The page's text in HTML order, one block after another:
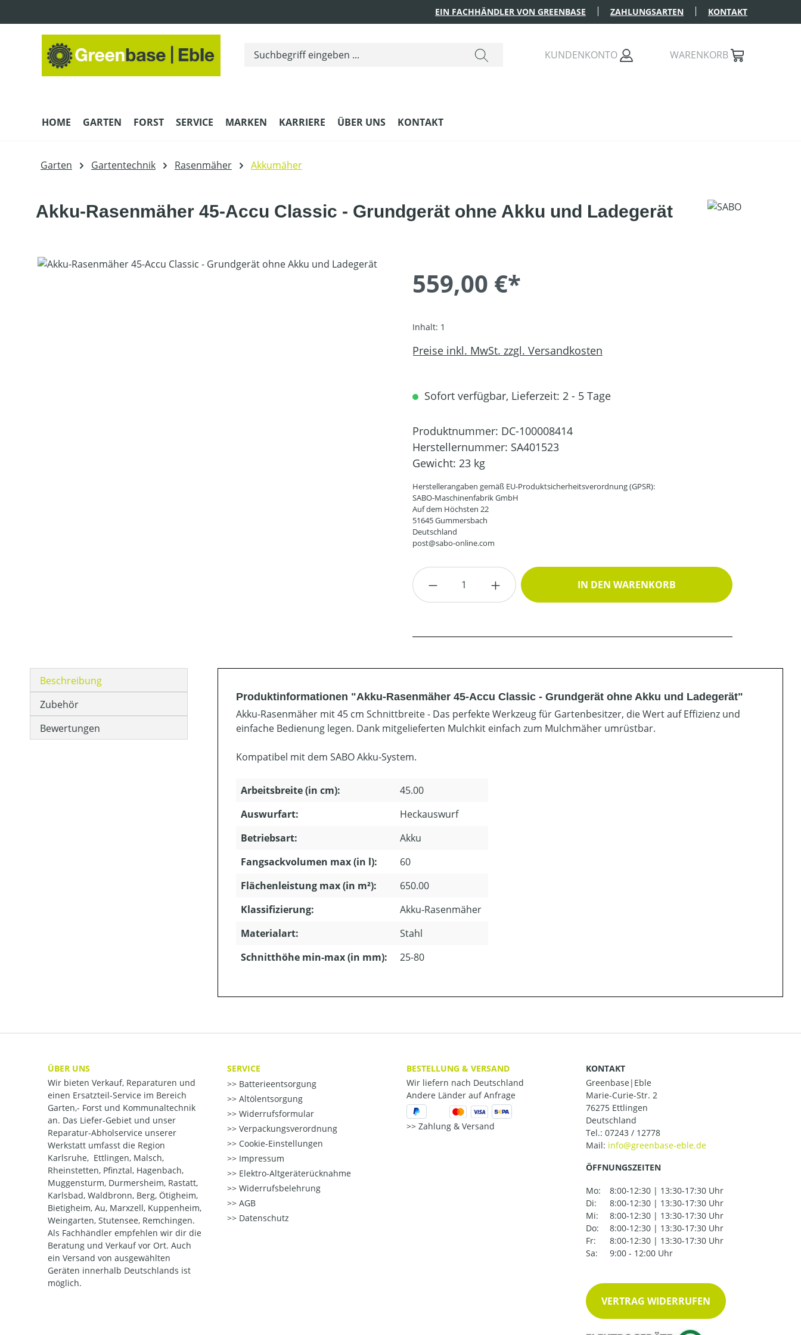
EIN FACHHÄNDLER VON GREENBASE ZAHLUNGSARTEN KONTAKT
KUNDENKONTO WARENKORB
HOME GARTEN FORST SERVICE MARKEN KARRIERE ÜBER UNS KONTAKT
Garten Gartentechnik Rasenmäher Akkumäher
Akku-Rasenmäher 45-Accu Classic - Grundgerät ohne Akku und Ladegerät
Bildergalerie überspringen
559,00 €*
Inhalt: 1
Preise inkl. MwSt. zzgl. Versandkosten
Sofort verfügbar, Lieferzeit: 2 - 5 Tage
Produktnummer: DC-100008414
Herstellernummer: SA401523
Gewicht: 23 kg
Herstellerangaben gemäß EU-Produktsicherheitsverordnung (GPSR):
SABO-Maschinenfabrik GmbH
Auf dem Höchsten 22
51645 Gummersbach
Deutschland
post@sabo-online.com
Produkt Anzahl: Gib den gewünschten Wert ein oder
IN DEN WARENKORB
Beschreibung
Zubehör
Bewertungen
Produktinformationen "Akku-Rasenmäher 45-Accu Classic - Grundgerät ohne Akku und Ladegerät"
Akku-Rasenmäher mit 45 cm Schnittbreite - Das perfekte Werkzeug für Gartenbesitzer, die Wert auf Effizienz und
einfache Bedienung legen. Dank mitgelieferten Mulchkit einfach zum Mulchmäher umrüstbar.
Kompatibel mit dem SABO Akku-System.
Arbeitsbreite (in cm):
45.00
Auswurfart:
Heckauswurf
Betriebsart:
Akku
Fangsackvolumen max (in l):
60
Flächenleistung max (in m²):
650.00
Klassifizierung:
Akku-Rasenmäher
Materialart:
Stahl
Schnitthöhe min-max (in mm):
25-80
ÜBER UNS
Wir bieten Verkauf, Reparaturen und
einen Ersatzteil-Service im Bereich
Garten,- Forst und Kommunaltechnik
an. Das Liefer-Gebiet und unser
Reparatur-Abholservice unserer
Werkstatt umfasst die Region
Karlsruhe, Ettlingen, Malsch,
Rheinstetten, Pfinztal, Hagenbach,
Muggensturm, Durmersheim, Rastatt,
Karlsbad, Waldbronn, Berg, Ötigheim,
Bietigheim, Au, Marxzell, Kuppenheim,
Weingarten, Stutensee, Remchingen.
Als Fachhändler empfehlen wir dir die
Beratung und Verkauf vor Ort. Auch
ein Versand von ausgewählten
Geräten innerhalb Deutschlands ist
möglich.
SERVICE
Batterieentsorgung
Altölentsorgung
Widerrufsformular
Verpackungsverordnung
Cookie-Einstellungen
Impressum
Elektro-Altgeräterücknahme
Widerrufsbelehrung
AGB
Datenschutz
BESTELLUNG & VERSAND
Wir liefern nach Deutschland
Andere Länder auf Anfrage
Zahlung & Versand
KONTAKT
Greenbase|Eble
Marie-Curie-Str. 2
76275 Ettlingen
Deutschland
Tel.: 07243 / 12778
Mail:
ÖFFNUNGSZEITEN
Mo:
8:00-12:30 | 13:30-17:30 Uhr
Di:
8:00-12:30 | 13:30-17:30 Uhr
Mi:
8:00-12:30 | 13:30-17:30 Uhr
Do:
8:00-12:30 | 13:30-17:30 Uhr
Fr:
8:00-12:30 | 13:30-17:30 Uhr
Sa:
9:00 - 12:00 Uhr
VERTRAG WIDERRUFEN